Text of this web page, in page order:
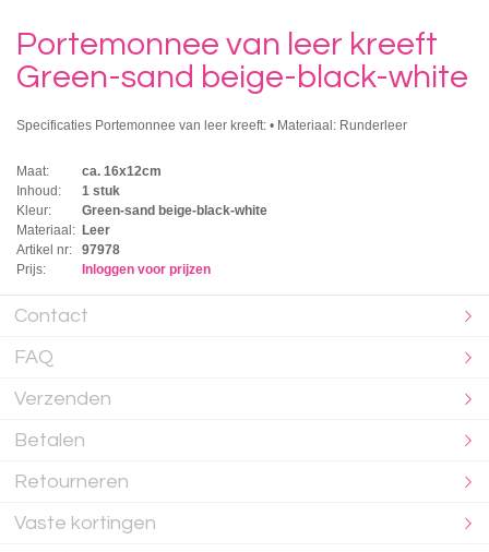
Portemonnee van leer kreeft
Green-sand beige-black-white
Specificaties Portemonnee van leer kreeft: • Materiaal: Runderleer
Maat:
ca. 16x12cm
Inhoud:
1 stuk
Kleur:
Green-sand beige-black-white
Materiaal: Leer
Artikel nr:
97978
Prijs:
Inloggen voor prijzen
Contact
FAQ
Verzenden
Betalen
Retourneren
Vaste kortingen